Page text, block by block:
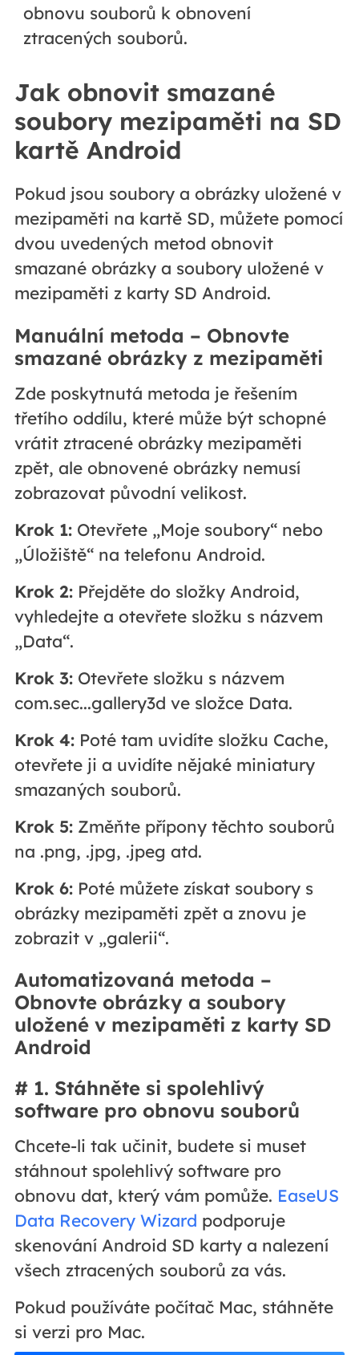
obnovu souborů k obnovení
ztracených souborů.
Jak obnovit smazané
soubory mezipaměti na SD
kartě Android
Pokud jsou soubory a obrázky uložené v
mezipaměti na kartě SD, můžete pomocí
dvou uvedených metod obnovit
smazané obrázky a soubory uložené v
mezipaměti z karty SD Android.
Manuální metoda – Obnovte
smazané obrázky z mezipaměti
Zde poskytnutá metoda je řešením
třetího oddílu, které může být schopné
vrátit ztracené obrázky mezipaměti
zpět, ale obnovené obrázky nemusí
zobrazovat původní velikost.
Krok 1:Otevřete „Moje soubory“ nebo
„Úložiště“ na telefonu Android.
Krok 2:Přejděte do složky Android,
vyhledejte a otevřete složku s názvem
„Data“.
Krok 3:Otevřete složku s názvem
com.sec...gallery3d ve složce Data.
Krok 4:Poté tam uvidíte složku Cache,
otevřete ji a uvidíte nějaké miniatury
smazaných souborů.
Krok 5:Změňte přípony těchto souborů
na .png, .jpg, .jpeg atd.
Krok 6:Poté můžete získat soubory s
obrázky mezipaměti zpět a znovu je
zobrazit v „galerii“.
Automatizovaná metoda –
Obnovte obrázky a soubory
uložené v mezipaměti z karty SD
Android
# 1. Stáhněte si spolehlivý
software pro obnovu souborů
Chcete-li tak učinit, budete si muset
stáhnout spolehlivý software pro
obnovu dat, který vám pomůže. EaseUS
Data Recovery Wizard podporuje
skenování Android SD karty a nalezení
všech ztracených souborů za vás.
Pokud používáte počítač Mac, stáhněte
si verzi pro Mac.